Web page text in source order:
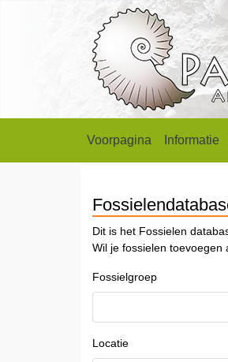
Voorpagina Informatie
Dit is het Fossielen
Wil je fossielen
Fossielgroep
Locatie